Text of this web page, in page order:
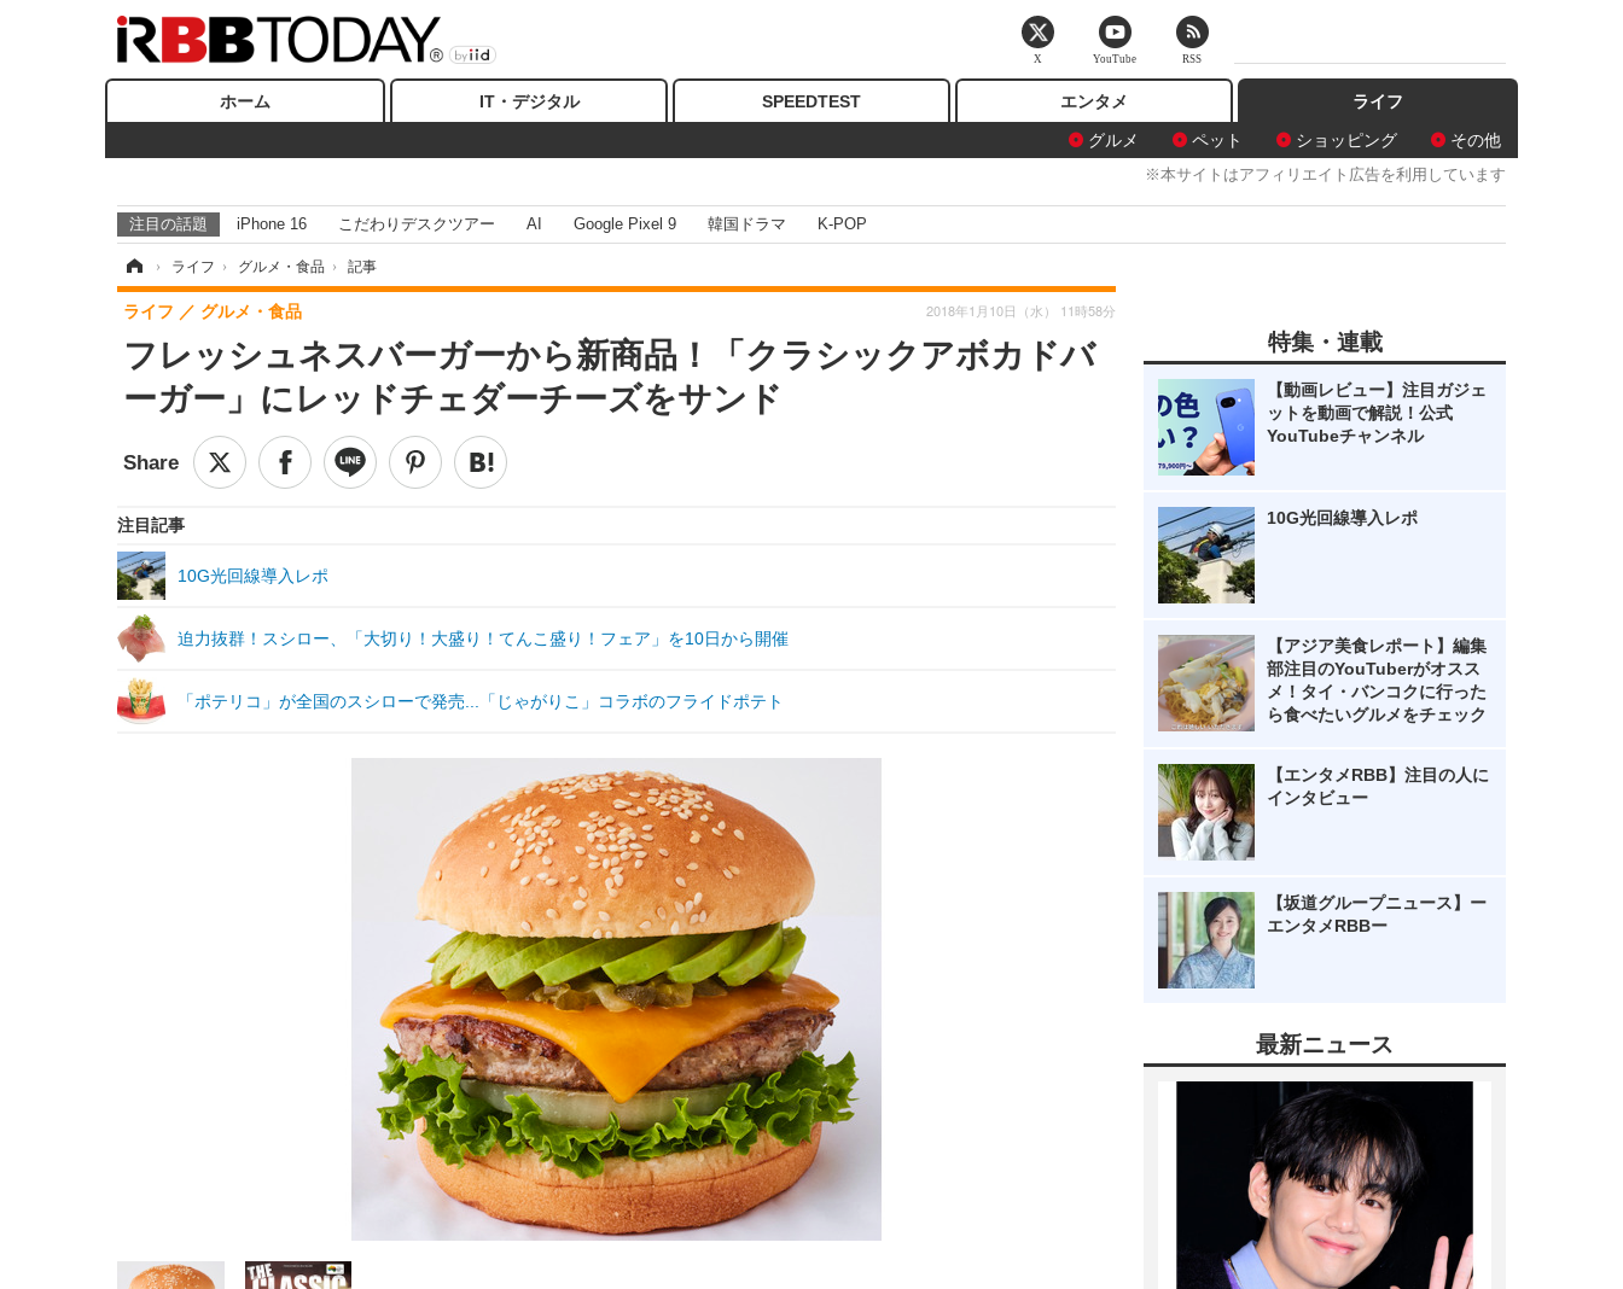
ホーム IT・デジタル SPEEDTEST エンタメ
ライフ
グルメ
ペット ショッピング その他
※本サイトはアフィリエイト広告を利用しています
注目の話題 iPhone 16 こだわりデスクツアー AI Google Pixel 9 韓国ドラマ K-POP
› ライフ › グルメ・食品 › 記事
フレッシュネスバーガーから新商品！「クラシックアボカドバ
ーガー」にレッドチェダーチーズをサンド
ライフ グルメ・食品 2018年1月10日（水） 11時58分
注目記事
10G光回線導入レポ
迫力抜群！スシロー、「大切り！大盛り！てんこ盛り！フェア」を10日から開催
「ポテリコ」が全国のスシローで発売...「じゃがりこ」コラボのフライドポテト
特集・連載
【動画レビュー】注目ガジェ
ットを動画で解説！公式
YouTubeチャンネル
10G光回線導入レポ
【アジア美食レポート】編集
部注目のYouTuberがオスス
メ！タイ・バンコクに行った
ら食べたいグルメをチェック
【エンタメRBB】注目の人に
インタビュー
【坂道グループニュース】ー
エンタメRBBー
最新ニュース
X YouTube RSS